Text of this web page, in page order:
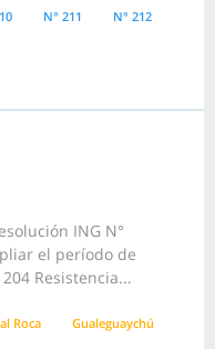
N° 211 N° 212
ING N°
el período de
Resistencia...
Roca Gualeguaychú